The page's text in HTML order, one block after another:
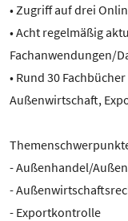
• Zugriff auf drei
• Acht regelmäßig
Fachanwendungen/
• Rund 30
Außenwirtschaft,
- Außenhandel/
-
- Exportkontrolle